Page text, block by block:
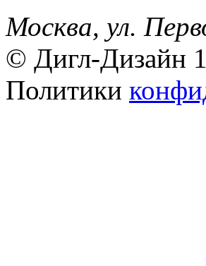
Москва, ул.
© Дигл-Дизайн
Политики